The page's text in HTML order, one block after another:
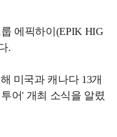
에픽하이(EPIK HIG
.
미국과 캐나다 13개
어' 개최 소식을 알렸